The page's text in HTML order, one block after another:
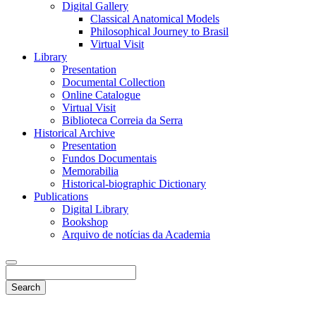
Digital Gallery
Classical Anatomical Models
Philosophical Journey to Brasil
Virtual Visit
Library
Presentation
Documental Collection
Online Catalogue
Virtual Visit
Biblioteca Correia da Serra
Historical Archive
Presentation
Fundos Documentais
Memorabilia
Historical-biographic Dictionary
Publications
Digital Library
Bookshop
Arquivo de notícias da Academia